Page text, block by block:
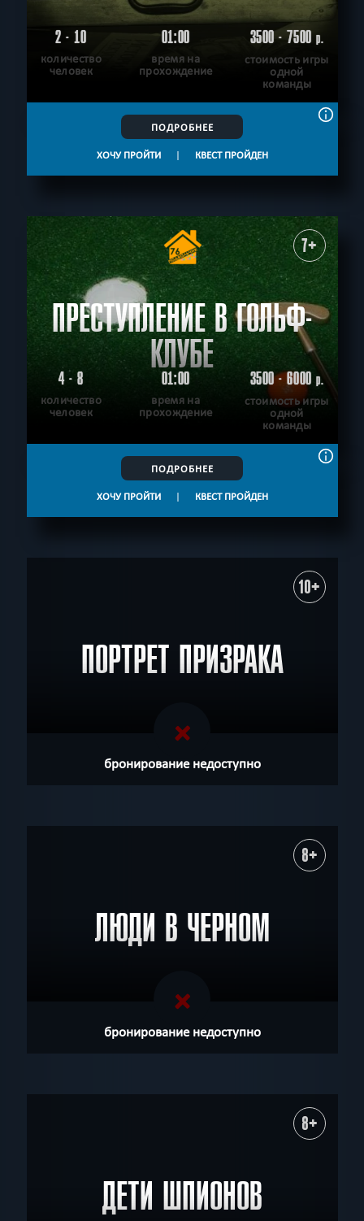
2 - 10
количество
человек
01:00
время на
прохождение
3500 - 7500р.
стоимость игры
одной
команды
ПОДРОБНЕЕ
ХОЧУ ПРОЙТИ | КВЕСТ ПРОЙДЕН
7+
ПРЕСТУПЛЕНИЕ В ГОЛЬФ-
КЛУБЕ
4 - 8
количество
человек
01:00
время на
прохождение
3500 - 6000р.
стоимость игры
одной
команды
ПОДРОБНЕЕ
ХОЧУ ПРОЙТИ | КВЕСТ ПРОЙДЕН
10+
ПОРТРЕТ ПРИЗРАКА
бронирование недоступно
8+
ЛЮДИ В ЧЕРНОМ
бронирование недоступно
8+
ДЕТИ ШПИОНОВ